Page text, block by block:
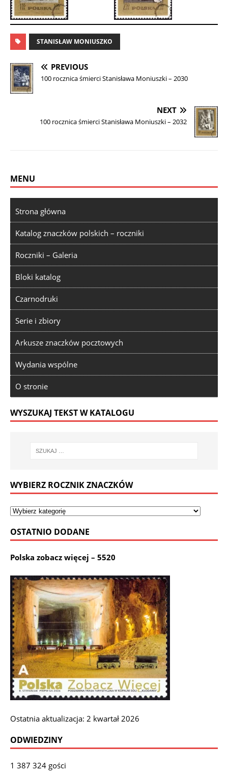
STANISŁAW MONIUSZKO
PREVIOUS
100 rocznica śmierci Stanisława Moniuszki – 2030
NEXT
100 rocznica śmierci Stanisława Moniuszki – 2032
MENU
Strona główna
Katalog znaczków polskich – roczniki
Roczniki – Galeria
Bloki katalog
Czarnodruki
Serie i zbiory
Arkusze znaczków pocztowych
Wydania wspólne
O stronie
WYSZUKAJ TEKST W KATALOGU
WYBIERZ ROCZNIK ZNACZKÓW
OSTATNIO DODANE
Polska zobacz więcej – 5520
Ostatnia aktualizacja: 2 kwartał 2026
ODWIEDZINY
1 387 324 gości